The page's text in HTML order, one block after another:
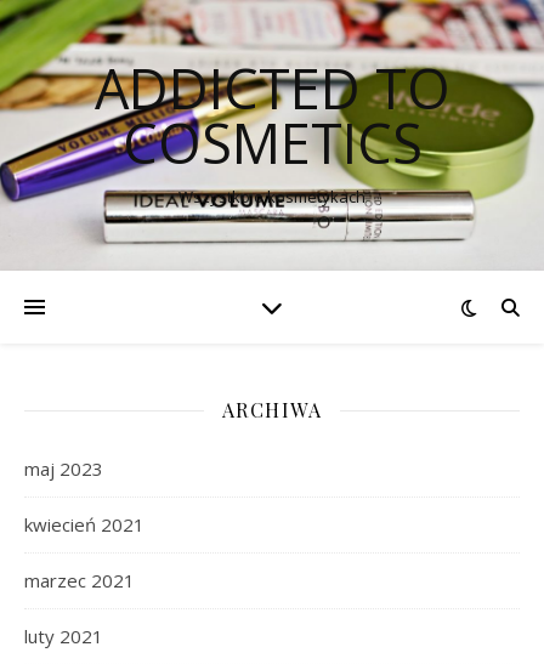
ADDICTED TO
COSMETICS
Wszystko o kosmetykach
ARCHIWA
maj 2023
kwiecień 2021
marzec 2021
luty 2021